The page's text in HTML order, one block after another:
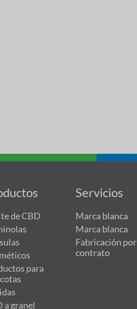
de CBD
para
a granel
Servicios
Marca blanca
Marca blanca
Fabricación por
contrato